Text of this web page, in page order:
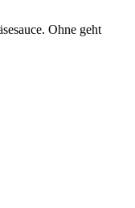
Ohne geht